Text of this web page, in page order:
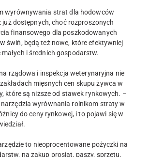
wyrównywania strat dla hodowców
już dostępnych, choć rozproszonych
finansowego dla poszkodowanych
świń, będą też nowe, które efektywniej
i średnich gospodarstw.
rządowa i inspekcja weterynaryjna nie
mięsnych cen skupu żywca w
które są niższe od stawek rynkowych. –
wyrównania rolnikom straty w
do ceny rynkowej, i to pojawi się w
to nieoprocentowane pożyczki na
na zakup prosiąt, paszy, sprzętu,